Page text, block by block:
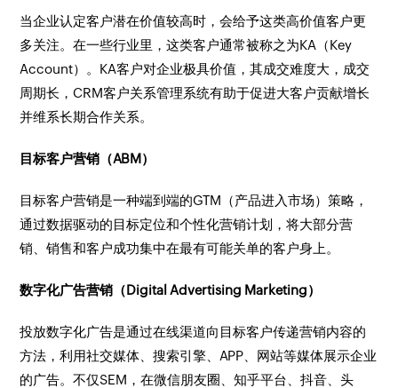
当企业认定客户潜在价值较高时，会给予这类高价值客户更
多关注。在一些行业里，这类客户通常被称之为KA（Key
Account）。KA客户对企业极具价值，其成交难度大，成交
周期长，CRM客户关系管理系统有助于促进大客户贡献增长
并维系长期合作关系。
目标客户营销（ABM）
目标客户营销是一种端到端的GTM（产品进入市场）策略，
通过数据驱动的目标定位和个性化营销计划，将大部分营
销、销售和客户成功集中在最有可能关单的客户身上。
数字化广告营销（Digital Advertising Marketing）
投放数字化广告是通过在线渠道向目标客户传递营销内容的
方法，利用社交媒体、搜索引擎、APP、网站等媒体展示企业
的广告。不仅SEM，在微信朋友圈、知乎平台、抖音、头